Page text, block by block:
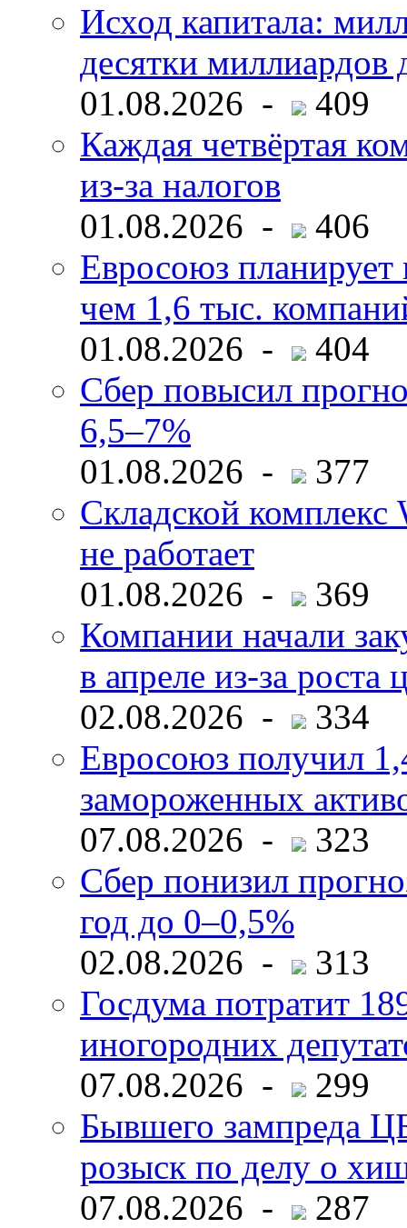
Исход капитала:
десятки миллиардов
01.08.2026 -
409
Каждая четвёртая
из-за налогов
01.08.2026 -
406
Евросоюз планирует
чем 1,6 тыс.
01.08.2026 -
404
Сбер повысил
6,5–7%
01.08.2026 -
377
Складской комплекс
не работает
01.08.2026 -
369
Компании начали
в апреле из-за роста
02.08.2026 -
334
Евросоюз получил
замороженных
07.08.2026 -
323
Сбер понизил
год до 0–0,5%
02.08.2026 -
313
Госдума потратит
иногородних
07.08.2026 -
299
Бывшего зампреда
розыск по делу о
07.08.2026 -
287